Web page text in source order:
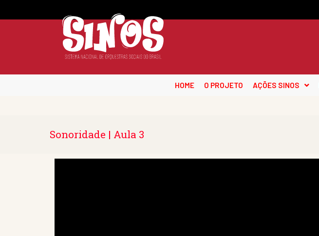
HOME O PROJETO AÇÕES SINOS
Sonoridade | Aula 3